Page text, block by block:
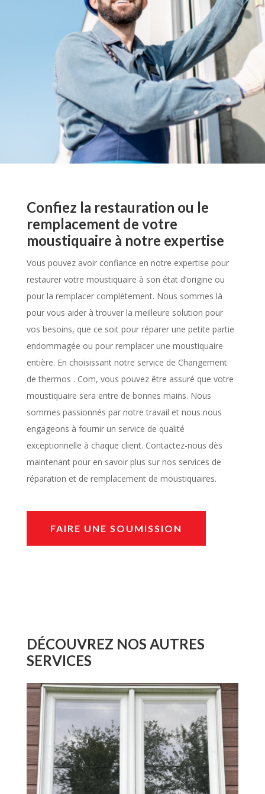
Confiez la restauration ou le
remplacement de votre
moustiquaire à notre expertise
Vous pouvez avoir confiance en notre expertise pour
restaurer votre moustiquaire à son état d’origine ou
pour la remplacer complètement. Nous sommes là
pour vous aider à trouver la meilleure solution pour
vos besoins, que ce soit pour réparer une petite partie
endommagée ou pour remplacer une moustiquaire
entière. En choisissant notre service de Changement
de thermos . Com, vous pouvez être assuré que votre
moustiquaire sera entre de bonnes mains. Nous
sommes passionnés par notre travail et nous nous
engageons à fournir un service de qualité
exceptionnelle à chaque client. Contactez-nous dès
maintenant pour en savoir plus sur nos services de
réparation et de remplacement de moustiquaires.
FAIRE UNE SOUMISSION
DÉCOUVREZ NOS AUTRES
SERVICES